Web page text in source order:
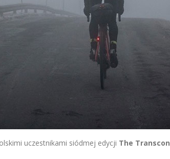
uczestnikami siódmej edycji The